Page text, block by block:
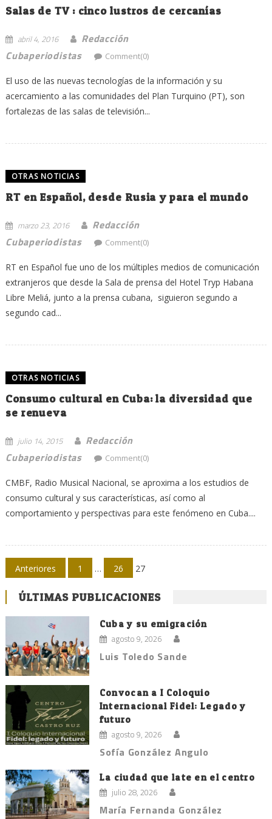
Salas de TV : cinco lustros de cercanías
abril 4, 2016
Redacción
Cubaperiodistas
Comment(0)
El uso de las nuevas tecnologías de la información y su
acercamiento a las comunidades del Plan Turquino (PT), son
fortalezas de las salas de televisión...
OTRAS NOTICIAS
RT en Español, desde Rusia y para el mundo
marzo 23, 2016
Redacción
Cubaperiodistas
Comment(0)
RT en Español fue uno de los múltiples medios de comunicación
extranjeros que desde la Sala de prensa del Hotel Tryp Habana
Libre Meliá, junto a la prensa cubana, siguieron segundo a
segundo cad...
OTRAS NOTICIAS
Consumo cultural en Cuba: la diversidad que
se renueva
julio 14, 2015
Redacción
Cubaperiodistas
Comment(0)
CMBF, Radio Musical Nacional, se aproxima a los estudios de
consumo cultural y sus características, así como al
comportamiento y perspectivas para este fenómeno en Cuba....
Navegación
de
entradas
Anteriores 1 … 26 27
ÚLTIMAS PUBLICACIONES
Cuba y su emigración
agosto 9, 2026
Luis Toledo Sande
Convocan a I Coloquio
Internacional Fidel: Legado y
futuro
agosto 9, 2026
Sofía González Angulo
La ciudad que late en el centro
julio 28, 2026
María Fernanda González